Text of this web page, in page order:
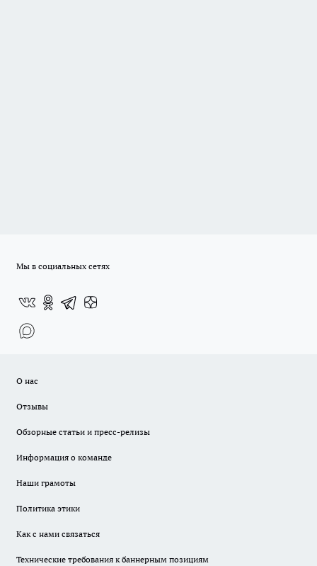
Мы в социальных сетях
О нас
Отзывы
Обзорные статьи и пресс-релизы
Информация о команде
Наши грамоты
Политика этики
Как с нами связаться
Технические требования к баннерным позициям